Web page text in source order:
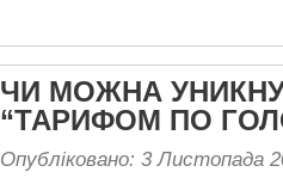
ЧИ МОЖНА
“ТАРИФОМ ПО
Опубліковано: 3 Листопада